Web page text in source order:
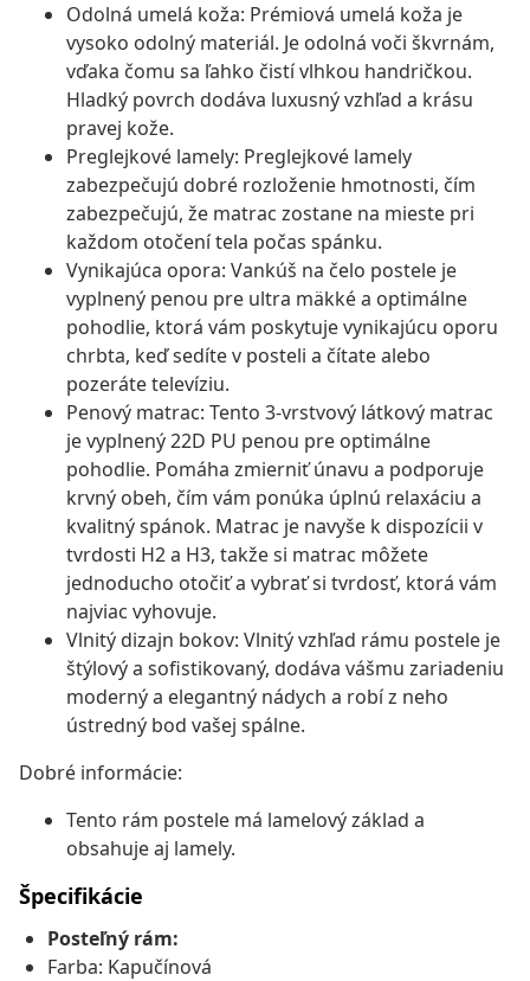
Odolná umelá koža: Prémiová umelá koža je
vysoko odolný materiál. Je odolná voči škvrnám,
vďaka čomu sa ľahko čistí vlhkou handričkou.
Hladký povrch dodáva luxusný vzhľad a krásu
pravej kože.
Preglejkové lamely: Preglejkové lamely
zabezpečujú dobré rozloženie hmotnosti, čím
zabezpečujú, že matrac zostane na mieste pri
každom otočení tela počas spánku.
Vynikajúca opora: Vankúš na čelo postele je
vyplnený penou pre ultra mäkké a optimálne
pohodlie, ktorá vám poskytuje vynikajúcu oporu
chrbta, keď sedíte v posteli a čítate alebo
pozeráte televíziu.
Penový matrac: Tento 3-vrstvový látkový matrac
je vyplnený 22D PU penou pre optimálne
pohodlie. Pomáha zmierniť únavu a podporuje
krvný obeh, čím vám ponúka úplnú relaxáciu a
kvalitný spánok. Matrac je navyše k dispozícii v
tvrdosti H2 a H3, takže si matrac môžete
jednoducho otočiť a vybrať si tvrdosť, ktorá vám
najviac vyhovuje.
Vlnitý dizajn bokov: Vlnitý vzhľad rámu postele je
štýlový a sofistikovaný, dodáva vášmu zariadeniu
moderný a elegantný nádych a robí z neho
ústredný bod vašej spálne.
Dobré informácie:
Tento rám postele má lamelový základ a
obsahuje aj lamely.
Špecifikácie
Posteľný rám:
Farba: Kapučínová